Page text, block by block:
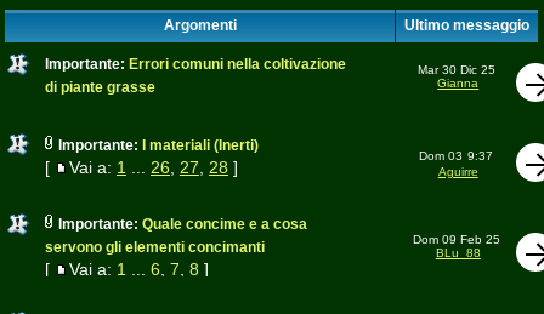
Argomenti Ultimo messaggio
Importante: Errori comuni nella coltivazione
di piante grasse
Mar 30 Dic 25
Gianna
Importante: I materiali (Inerti)
[ Vai a: 1 26 27 28 ]
Dom 03 9:37
Aguirre
Importante: Quale concime e a cosa
servono gli elementi concimanti
[ Vai a: 1 6 7 8 ]
Dom 09 Feb 25
BLu_88